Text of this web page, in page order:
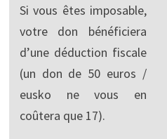
Si vous êtes imposable,
votre don bénéficiera
d’une déduction fiscale
(un don de 50 euros /
eusko ne vous en
coûtera que 17).